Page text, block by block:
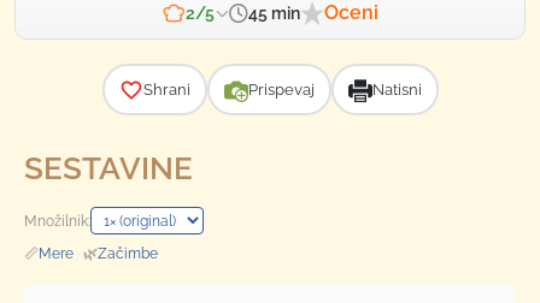
2/5 45 min Oceni
Shrani Prispevaj Natisni
SESTAVINE
Množilnik:
📏Mere · 🌿Začimbe